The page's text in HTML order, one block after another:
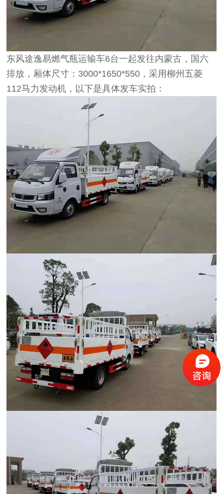
东风途逸易燃气瓶运输车6台一起发往内蒙古，国六
排放，厢体尺寸：3000*1650*550，采用柳州五菱
112马力发动机，以下是具体发车实拍：